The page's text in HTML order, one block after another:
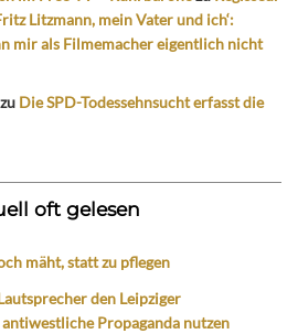
Litzmann, mein Vater und ich‘:
mir als Filmemacher eigentlich nicht
zu Die SPD-Todessehnsucht erfasst die
oft gelesen
mäht, statt zu pflegen
den Leipziger
Propaganda nutzen